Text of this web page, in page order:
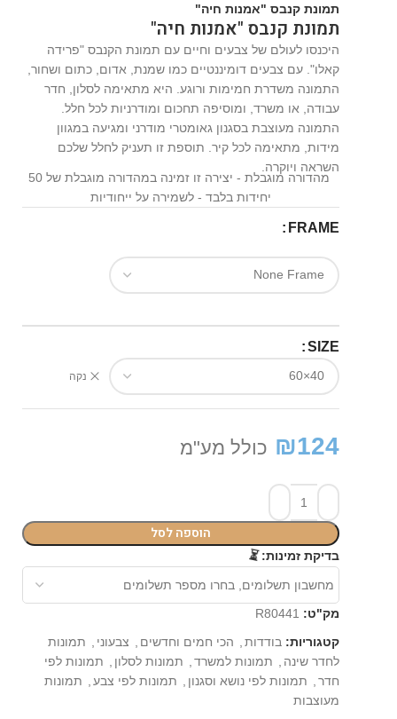
תמונת קנבס "אמנות חיה"
תמונת קנבס "אמנות חיה"
היכנסו לעולם של צבעים וחיים עם תמונת הקנבס "פרידה
קאלו". עם צבעים דומיננטיים כמו שמנת, אדום, כתום ושחור,
התמונה משדרת חמימות ורוגע. היא מתאימה לסלון, חדר
עבודה, או משרד, ומוסיפה תחכום ומודרניות לכל חלל.
התמונה מעוצבת בסגנון גאומטרי מודרני ומגיעה במגוון
מידות, מתאימה לכל קיר. תוספת זו תעניק לחלל שלכם
השראה ויוקרה.
מהדורה מוגבלת - יצירה זו זמינה במהדורה מוגבלת של 50
יחידות בלבד - לשמירה על ייחודיות
FRAME
SIZE
נקה
₪124 כולל מע"מ
הוספה לסל
בדיקת זמינות:⏳
מק"ט: R80441
קטגוריות: בודדות הכי חמים וחדשים צבעוני
תמונות
לחדר שינה
תמונות למשרד תמונות לסלון
תמונות לפי
חדר
תמונות לפי נושא וסגנון תמונות לפי צבע
תמונות
מעוצבות